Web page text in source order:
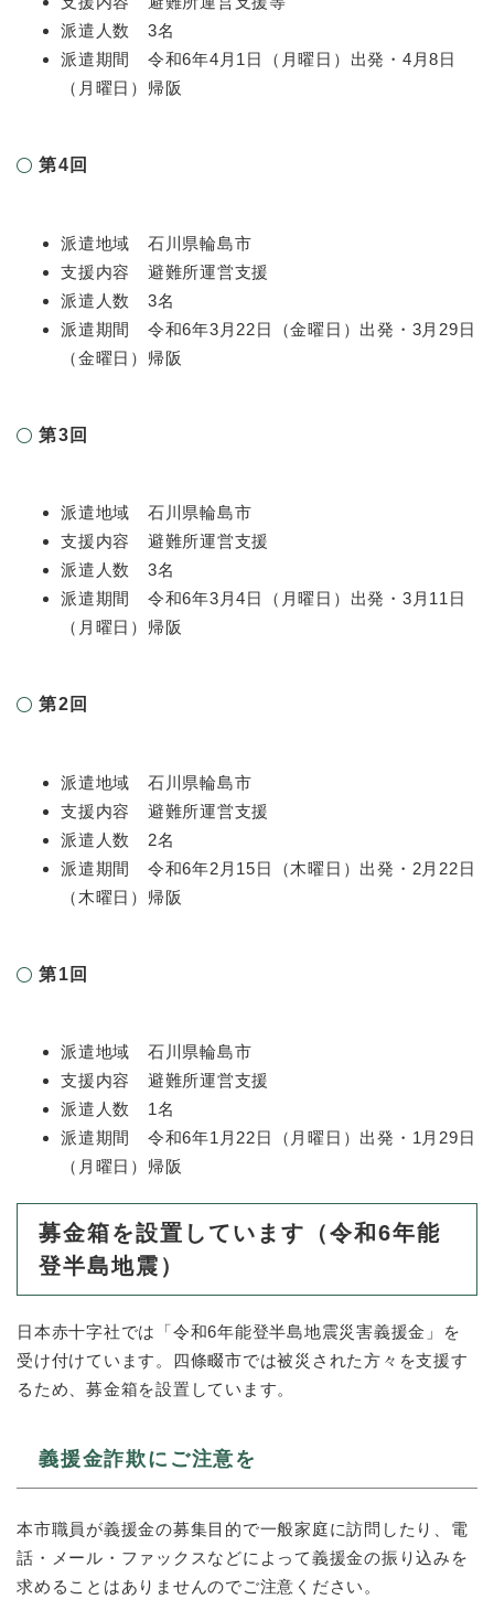
派遣人数 3名
派遣期間 令和6年4月1日（月曜日）出発・4月8日
（月曜日）帰阪
第4回
派遣地域 石川県輪島市
支援内容 避難所運営支援
派遣人数 3名
派遣期間 令和6年3月22日（金曜日）出発・3月29日
（金曜日）帰阪
第3回
派遣地域 石川県輪島市
支援内容 避難所運営支援
派遣人数 3名
派遣期間 令和6年3月4日（月曜日）出発・3月11日
（月曜日）帰阪
第2回
派遣地域 石川県輪島市
支援内容 避難所運営支援
派遣人数 2名
派遣期間 令和6年2月15日（木曜日）出発・2月22日
（木曜日）帰阪
第1回
派遣地域 石川県輪島市
支援内容 避難所運営支援
派遣人数 1名
派遣期間 令和6年1月22日（月曜日）出発・1月29日
（月曜日）帰阪
募金箱を設置しています（令和6年能
登半島地震）
日本赤十字社では「令和6年能登半島地震災害義援金」を
受け付けています。四條畷市では被災された方々を支援す
るため、募金箱を設置しています。
義援金詐欺にご注意を
本市職員が義援金の募集目的で一般家庭に訪問したり、電
話・メール・ファックスなどによって義援金の振り込みを
求めることはありませんのでご注意ください。